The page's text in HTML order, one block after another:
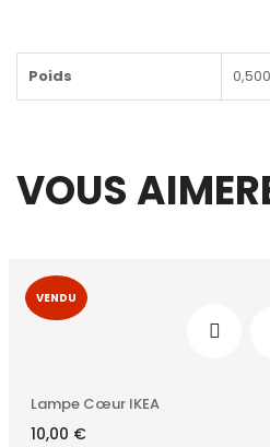
Poids
VOUS
VENDU
Lampe Cœur IKEA
10,00 €